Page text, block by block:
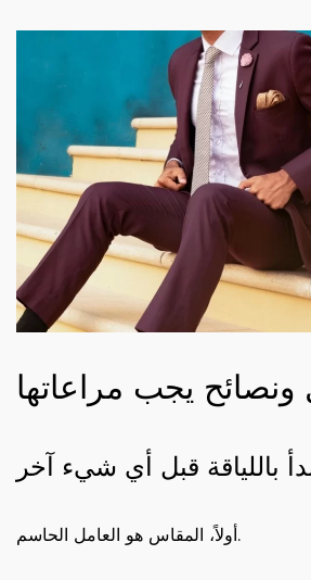
يجب مراعاتها
باللياقة قبل أي شيء آخر
أولاً، المقاس هو العامل الحاسم.